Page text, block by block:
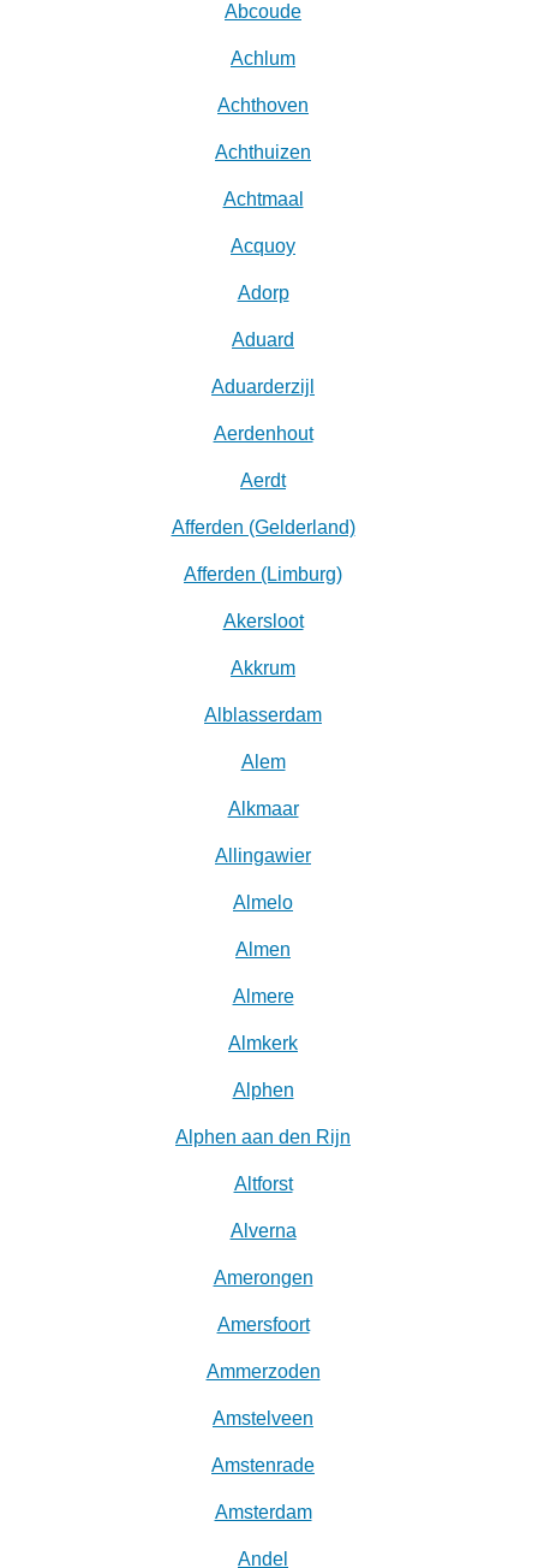
Abcoude
Achlum
Achthoven
Achthuizen
Achtmaal
Acquoy
Adorp
Aduard
Aduarderzijl
Aerdenhout
Aerdt
Afferden (Gelderland)
Afferden (Limburg)
Akersloot
Akkrum
Alblasserdam
Alem
Alkmaar
Allingawier
Almelo
Almen
Almere
Almkerk
Alphen
Alphen aan den Rijn
Altforst
Alverna
Amerongen
Amersfoort
Ammerzoden
Amstelveen
Amstenrade
Amsterdam
Andel